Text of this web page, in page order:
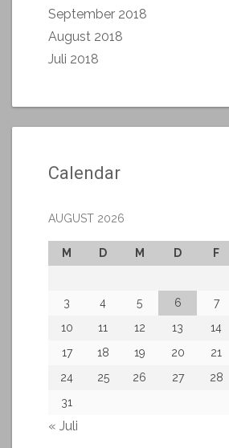
September 2018
August 2018
Juli 2018
Calendar
AUGUST 2026
M D M D F
3
4 5 6 7
10
11 12 13 14
17
18 19 20 21
24
25 26 27 28
31
« Juli